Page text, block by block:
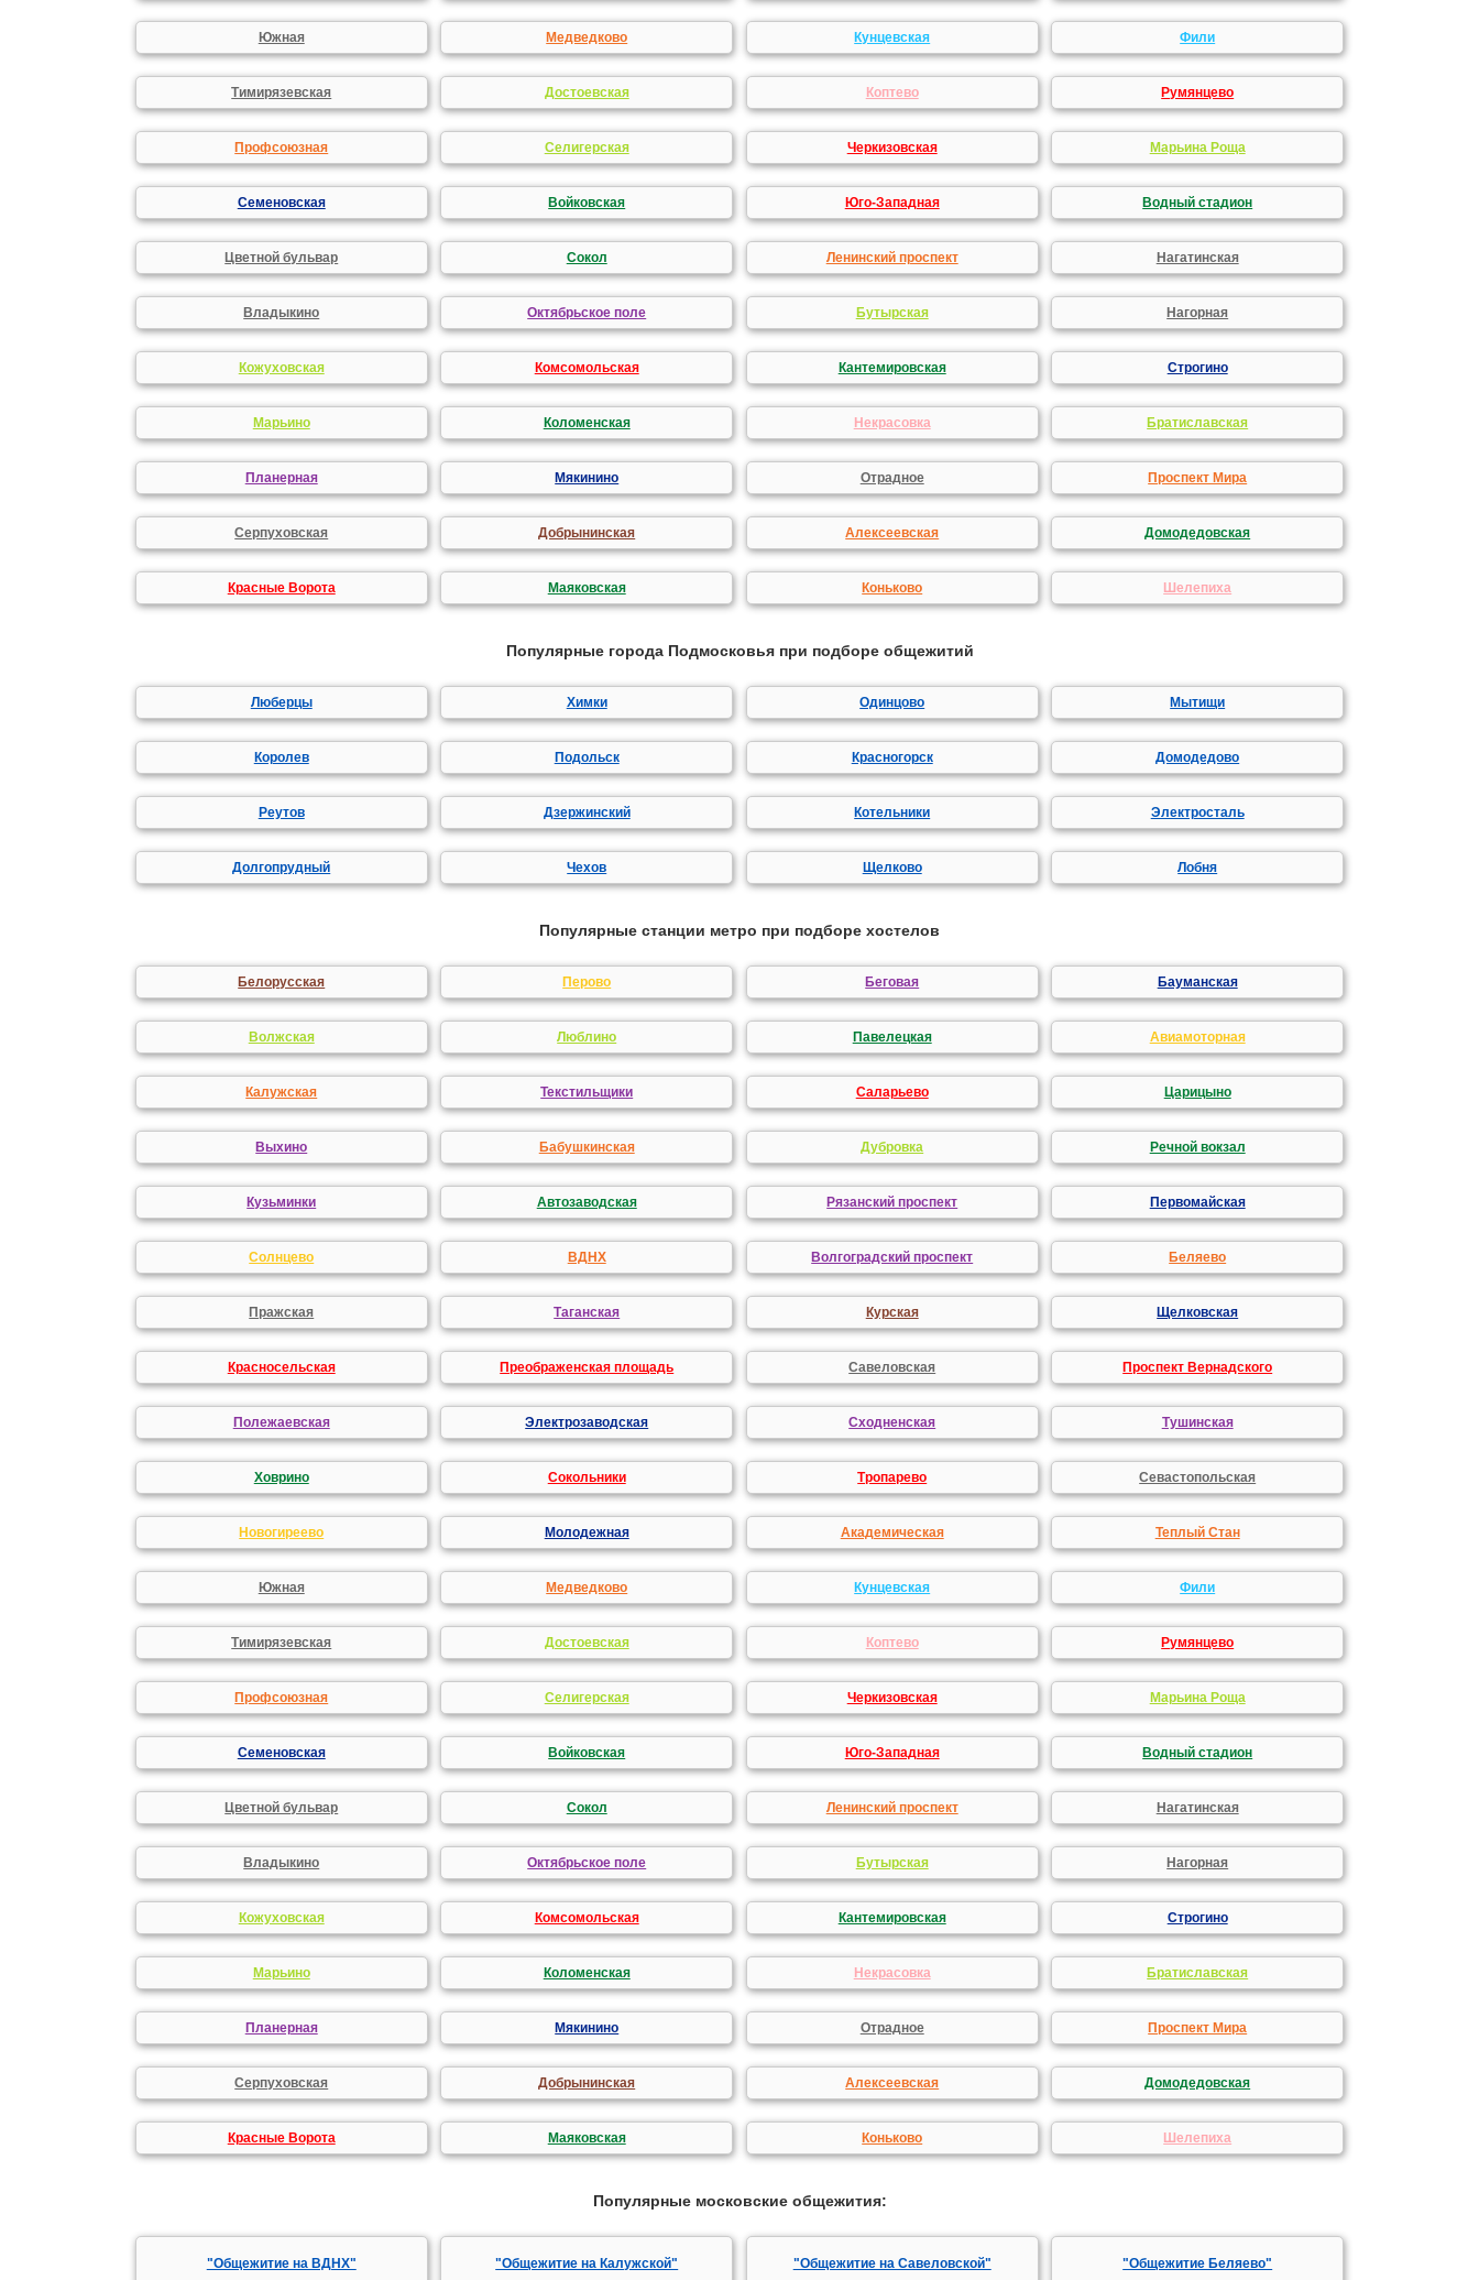
Южная Медведково Кунцевская Фили
Тимирязевская Достоевская Коптево Румянцево
Профсоюзная Селигерская Черкизовская Марьина Роща
Семеновская Войковская Юго-Западная Водный стадион
Цветной бульвар Сокол Ленинский проспект Нагатинская
Владыкино Октябрьское поле Бутырская Нагорная
Кожуховская Комсомольская Кантемировская Строгино
Марьино Коломенская Некрасовка Братиславская
Планерная Мякинино Отрадное Проспект Мира
Серпуховская Добрынинская Алексеевская Домодедовская
Красные Ворота Маяковская Коньково Шелепиха
Популярные города Подмосковья при подборе общежитий
Люберцы Химки Одинцово Мытищи
Королев Подольск Красногорск Домодедово
Реутов Дзержинский Котельники Электросталь
Долгопрудный Чехов Щелково Лобня
Популярные станции метро при подборе хостелов
Белорусская Перово Беговая Бауманская
Волжская Люблино Павелецкая Авиамоторная
Калужская Текстильщики Саларьево Царицыно
Выхино Бабушкинская Дубровка Речной вокзал
Кузьминки Автозаводская Рязанский проспект Первомайская
Солнцево ВДНХ Волгоградский проспект Беляево
Пражская Таганская Курская Щелковская
Красносельская Преображенская площадь Савеловская Проспект Вернадского
Полежаевская Электрозаводская Сходненская Тушинская
Ховрино Сокольники Тропарево Севастопольская
Новогиреево Молодежная Академическая Теплый Стан
Южная Медведково Кунцевская Фили
Тимирязевская Достоевская Коптево Румянцево
Профсоюзная Селигерская Черкизовская Марьина Роща
Семеновская Войковская Юго-Западная Водный стадион
Цветной бульвар Сокол Ленинский проспект Нагатинская
Владыкино Октябрьское поле Бутырская Нагорная
Кожуховская Комсомольская Кантемировская Строгино
Марьино Коломенская Некрасовка Братиславская
Планерная Мякинино Отрадное Проспект Мира
Серпуховская Добрынинская Алексеевская Домодедовская
Красные Ворота Маяковская Коньково Шелепиха
Популярные московские общежития:
"Общежитие на ВДНХ" "Общежитие на Калужской" "Общежитие на Савеловской" "Общежитие Беляево"